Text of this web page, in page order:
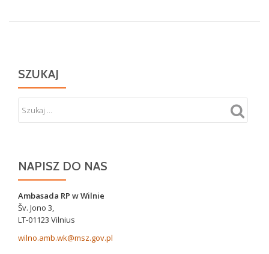
SZUKAJ
NAPISZ DO NAS
Ambasada RP w Wilnie
Šv. Jono 3,
LT-01123 Vilnius
wilno.amb.wk@msz.gov.pl